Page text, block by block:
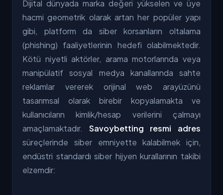
Dijital dünyada marka değeri yükselen ve üye
hacmi geometrik olarak artan her popüler yapı
gibi, platform da siber korsanların oltalama
(phishing) faaliyetlerinin hedefi olabilmektedir.
Kötü niyetli aktörler, arama motorlarında veya
manipülatif sosyal medya kanallarında sahte
reklamlar vererek orijinal web arayüzünü
tasarımsal olarak birebir kopyalamakta ve
kullanıcıların kimlik/hesap verilerini çalmayı
amaçlamaktadır. Savoybetting resmi adres
süreçlerinde siber emniyette kalabilmek için,
endüstri standardı siber hijyen kurallarının takibi
elzemdir: